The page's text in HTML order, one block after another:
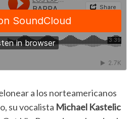
a los norteamericanos
su vocalista Michael Kastelic